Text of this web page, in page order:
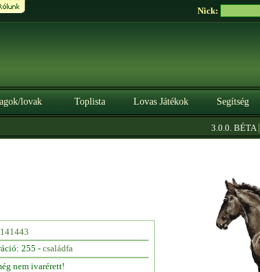
Nick:
lovak Toplista Lovas Játékok Segítség
3.0.0. BÉTA|
255 - családfa
nem ivarérett!